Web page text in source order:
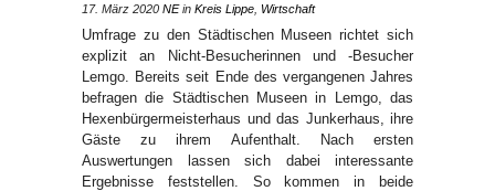
17. März 2020 NEin Kreis Lippe Wirtschaft
Umfrage zu den Städtischen Museen richtet sich
explizit an Nicht-Besucherinnen und -Besucher
Lemgo. Bereits seit Ende des vergangenen Jahres
befragen die Städtischen Museen in Lemgo, das
Hexenbürgermeisterhaus und das Junkerhaus, ihre
Gäste zu ihrem Aufenthalt. Nach ersten
Auswertungen lassen sich dabei interessante
Ergebnisse feststellen. So kommen in beide